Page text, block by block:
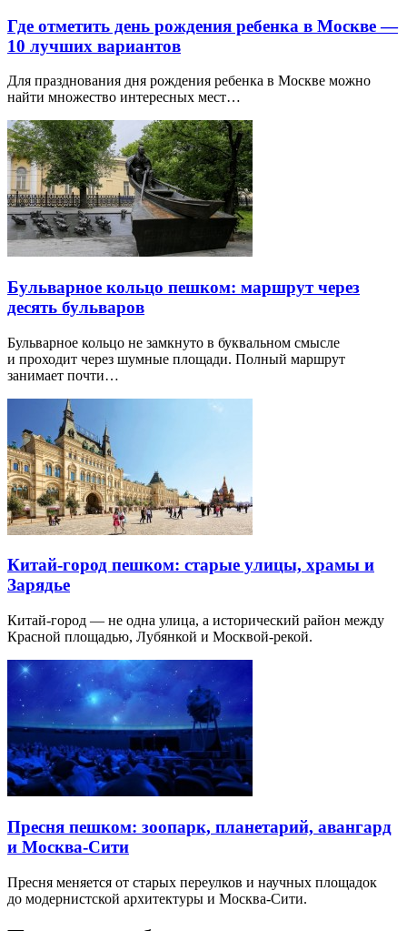
Где отметить день рождения ребенка в Москве —
10 лучших вариантов
Для празднования дня рождения ребенка в Москве можно
найти множество интересных мест…
Бульварное кольцо пешком: маршрут через
десять бульваров
Бульварное кольцо не замкнуто в буквальном смысле
и проходит через шумные площади. Полный маршрут
занимает почти…
Китай-город пешком: старые улицы, храмы и
Зарядье
Китай-город — не одна улица, а исторический район между
Красной площадью, Лубянкой и Москвой-рекой.
Пресня пешком: зоопарк, планетарий, авангард
и Москва-Сити
Пресня меняется от старых переулков и научных площадок
до модернистской архитектуры и Москва-Сити.